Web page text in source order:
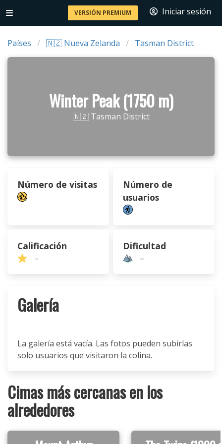
VERSIÓN PREMIUM Iniciar sesión
Países 🇳🇿 Nueva Zelanda Tasman District
Winter Peak (1750 m)
🇳🇿 Tasman District
Número de visitas
Número de
usuarios
Calificación
–
Dificultad
–
Galería
La galería está vacía. Las fotos pueden subirlas
solo usuarios que visitaron la colina.
Cimas más cercanas en los
alrededores